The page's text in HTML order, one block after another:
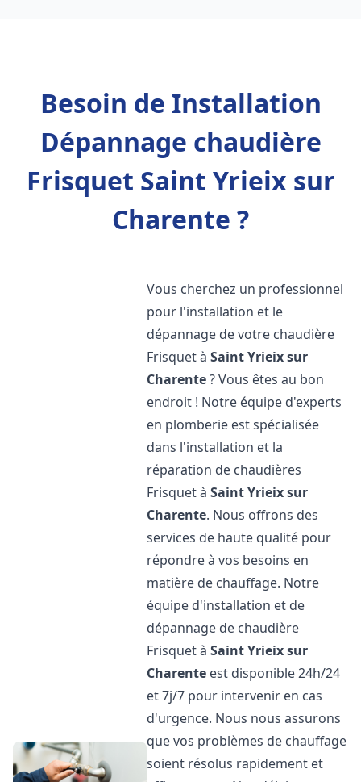
Besoin de Installation
Dépannage chaudière
Frisquet Saint Yrieix sur
Charente ?
Vous cherchez un professionnel
pour l'installation et le
dépannage de votre chaudière
Frisquet àSaint Yrieix sur
Charente? Vous êtes au bon
endroit ! Notre équipe d'experts
en plomberie est spécialisée
dans l'installation et la
réparation de chaudières
Frisquet àSaint Yrieix sur
Charente. Nous offrons des
services de haute qualité pour
répondre à vos besoins en
matière de chauffage. Notre
équipe d'installation et de
dépannage de chaudière
Frisquet àSaint Yrieix sur
Charente est disponible 24h/24
et 7j/7 pour intervenir en cas
d'urgence. Nous nous assurons
que vos problèmes de chauffage
soient résolus rapidement et